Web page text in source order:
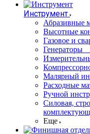
Инструмент
Абразивные
Высотные
Газовое и
Генераторы
Малярный
Расходные
Ручной
Силовая,
Еще